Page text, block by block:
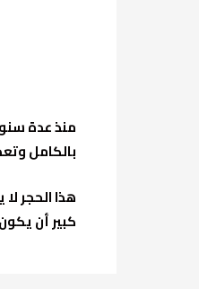
بالكامل
هذا الحجر
كبير أن